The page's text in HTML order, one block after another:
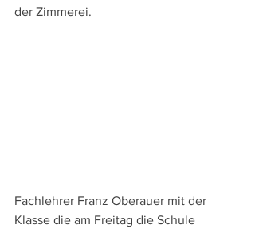
der Zimmerei.
Fachlehrer Franz Oberauer mit der
Klasse die am Freitag die Schule